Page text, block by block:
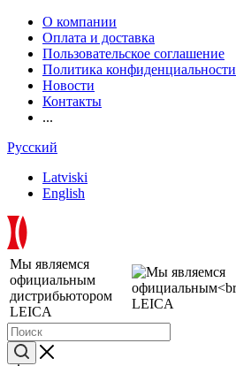
О компании
Оплата и доставка
Пользовательское соглашение
Политика конфиденциальности
Новости
Контакты
...
Русский
Latviski
English
Мы являемся
официальным
дистрибьютором
LEICA